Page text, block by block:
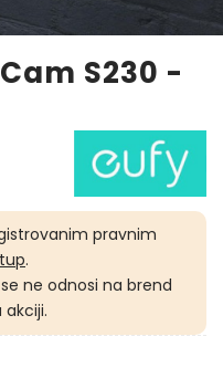
S230 -
pravnim
.
ne odnosi na brend
akciji.